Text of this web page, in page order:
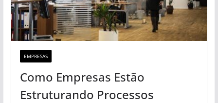
EMPRESAS
Como Empresas Estão
Estruturando Processos